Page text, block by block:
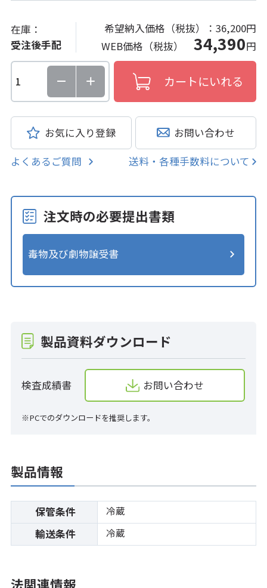
在庫：
受注後手配
希望納入価格（税抜）：36,200円
WEB価格（税抜）34,390円
お気に入り登録 お問い合わせ
よくあるご質問 送料・各種手数料について
注文時の必要提出書類
毒物及び劇物譲受書
製品資料ダウンロード
検査成績書 お問い合わせ
※PCでのダウンロードを推奨します。
製品情報
保管条件 冷蔵
輸送条件 冷蔵